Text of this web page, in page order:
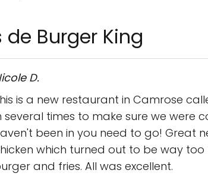
de Burger King
D.
is a new restaurant in Camrose
several times to make sure we were
been in you need to go! Great
which turned out to be way
and fries. All was excellent.